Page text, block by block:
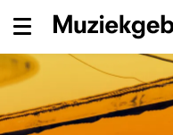
Menu